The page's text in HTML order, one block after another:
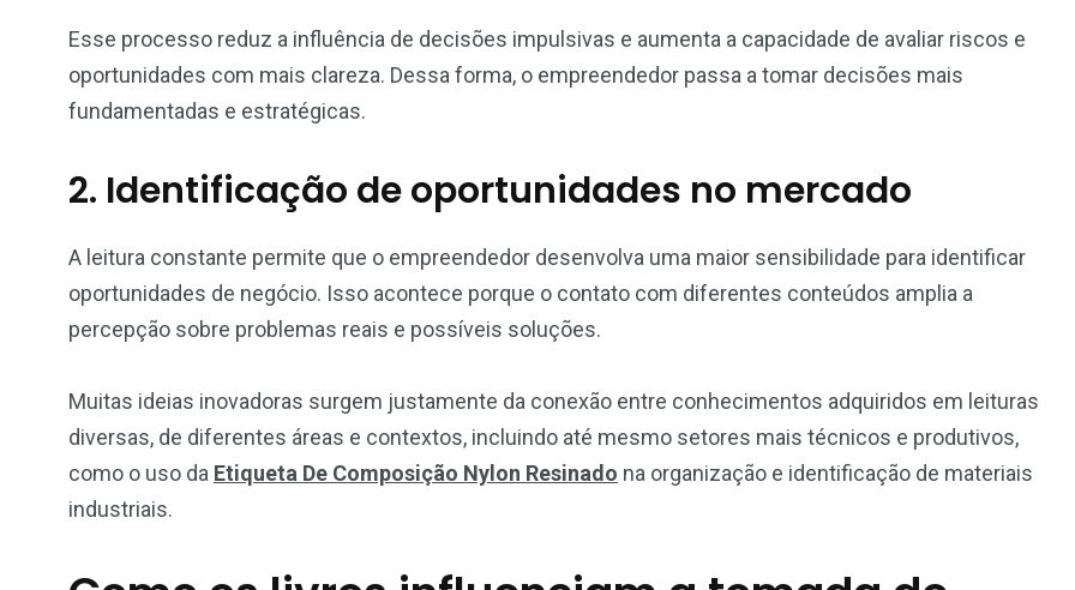
Esse processo reduz a influência de decisões impulsivas e aumenta a capacidade de avaliar riscos e
oportunidades com mais clareza. Dessa forma, o empreendedor passa a tomar decisões mais
fundamentadas e estratégicas.
2. Identificação de oportunidades no mercado
A leitura constante permite que o empreendedor desenvolva uma maior sensibilidade para identificar
oportunidades de negócio. Isso acontece porque o contato com diferentes conteúdos amplia a
percepção sobre problemas reais e possíveis soluções.
Muitas ideias inovadoras surgem justamente da conexão entre conhecimentos adquiridos em leituras
diversas, de diferentes áreas e contextos, incluindo até mesmo setores mais técnicos e produtivos,
como o uso da Etiqueta De Composição Nylon Resinado na organização e identificação de materiais
industriais.